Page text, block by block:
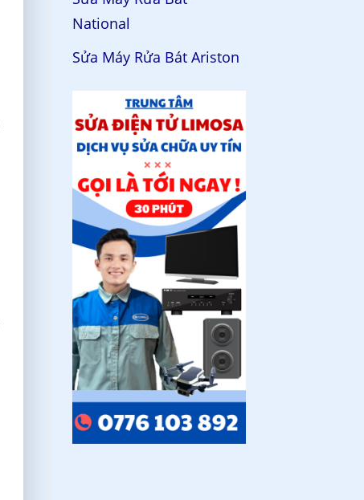
National
Sửa Máy Rửa Bát Ariston